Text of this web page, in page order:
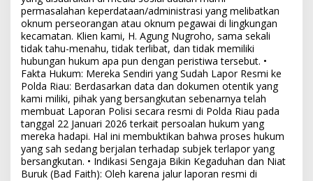
permasalahan keperdataan/administrasi yang melibatkan
oknum perseorangan atau oknum pegawai di lingkungan
kecamatan. Klien kami, H. Agung Nugroho, sama sekali
tidak tahu-menahu, tidak terlibat, dan tidak memiliki
hubungan hukum apa pun dengan peristiwa tersebut. •
Fakta Hukum: Mereka Sendiri yang Sudah Lapor Resmi ke
Polda Riau: Berdasarkan data dan dokumen otentik yang
kami miliki, pihak yang bersangkutan sebenarnya telah
membuat Laporan Polisi secara resmi di Polda Riau pada
tanggal 22 Januari 2026 terkait persoalan hukum yang
mereka hadapi. Hal ini membuktikan bahwa proses hukum
yang sah sedang berjalan terhadap subjek terlapor yang
bersangkutan. • Indikasi Sengaja Bikin Kegaduhan dan Niat
Buruk (Bad Faith): Oleh karena jalur laporan resmi di